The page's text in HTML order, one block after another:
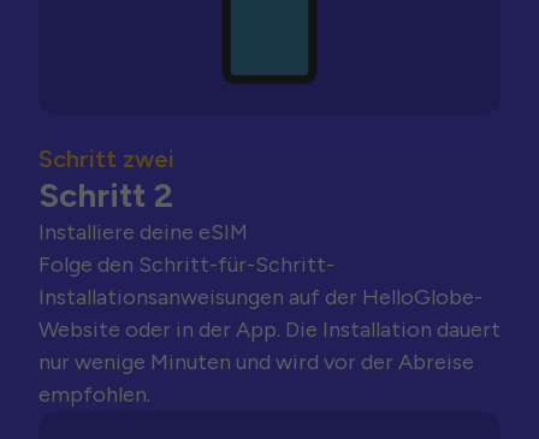
Schritt zwei
Schritt 2
Installiere deine eSIM
Folge den Schritt-für-Schritt-
Installationsanweisungen auf der HelloGlobe-
Website oder in der App. Die Installation dauert
nur wenige Minuten und wird vor der Abreise
empfohlen.